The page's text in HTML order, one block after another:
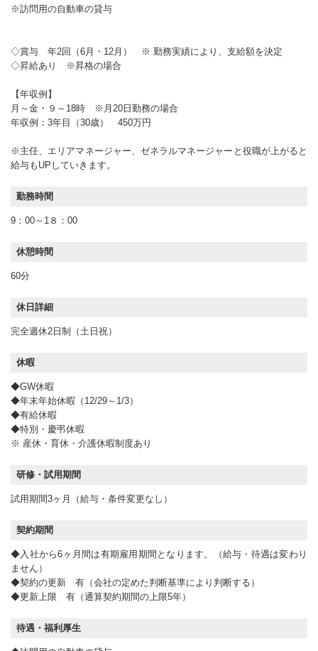
※訪問用の自動車の貸与
◇賞与 年2回（6月・12月） ※ 勤務実績により、支給額を決定
◇昇給あり ※昇格の場合
【年収例】
月～金・９～18時 ※月20日勤務の場合
年収例：3年目（30歳） 450万円
※主任、エリアマネージャー、ゼネラルマネージャーと役職が上がると
給与もUPしていきます。
勤務時間
9：00～1８：00
休憩時間
60分
休日詳細
完全週休2日制（土日祝）
休暇
◆GW休暇
◆年末年始休暇（12/29～1/3）
◆有給休暇
◆特別・慶弔休暇
※ 産休・育休・介護休暇制度あり
研修・試用期間
試用期間3ヶ月（給与・条件変更なし）
契約期間
◆入社から6ヶ月間は有期雇用期間となります。（給与・待遇は変わり
ません）
◆契約の更新 有（会社の定めた判断基準により判断する）
◆更新上限 有（通算契約期間の上限5年）
待遇・福利厚生